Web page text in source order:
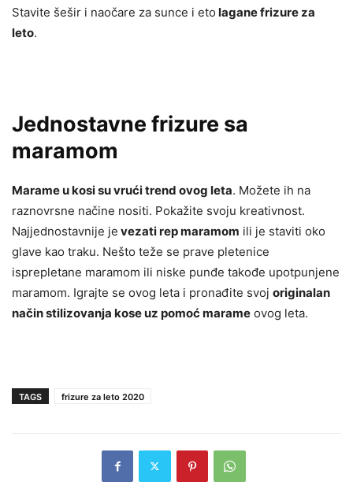
Stavite šešir i naočare za sunce i eto lagane frizure za
leto.
Jednostavne frizure sa
maramom
Marame u kosi su vrući trend ovog leta. Možete ih na
raznovrsne načine nositi. Pokažite svoju kreativnost.
Najjednostavnije je vezati rep maramom ili je staviti oko
glave kao traku. Nešto teže se prave pletenice
isprepletane maramom ili niske punđe takođe upotpunjene
maramom. Igrajte se ovog leta i pronađite svoj originalan
način stilizovanja kose uz pomoć marame ovog leta.
TAGS frizure za leto 2020